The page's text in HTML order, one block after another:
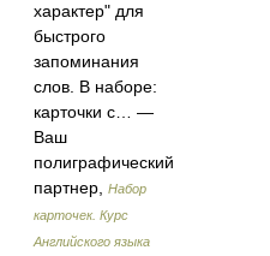
характер" для
быстрого
запоминания
слов. В наборе:
карточки с… —
Ваш
полиграфический
партнер,
Набор
карточек. Курс
Английского языка